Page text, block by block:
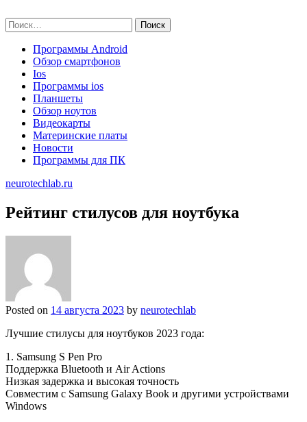
to
content
Найти:
Программы Android
Обзор смартфонов
Ios
Программы ios
Планшеты
Обзор ноутов
Видеокарты
Материнские платы
Новости
Программы для ПК
neurotechlab.ru
Рейтинг стилусов для ноутбука
Posted on 14 августа 2023 by neurotechlab
Лучшие стилусы для ноутбуков 2023 года:
1. Samsung S Pen Pro
Поддержка Bluetooth и Air Actions
Низкая задержка и высокая точность
Совместим с Samsung Galaxy Book и другими устройствами
Windows